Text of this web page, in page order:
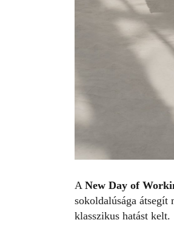
A New Day of
sokoldalúsága átsegít
klasszikus hatást kelt.